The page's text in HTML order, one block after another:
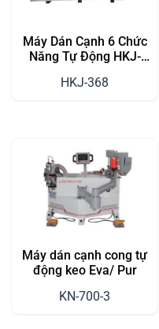
Máy Dán Cạnh 6 Chức
Năng Tự Động HKJ-
Lượng Sản Phẩm Gỗ
HKJ-368
Máy dán cạnh cong tự
động keo Eva/ Pur
KN-700-3